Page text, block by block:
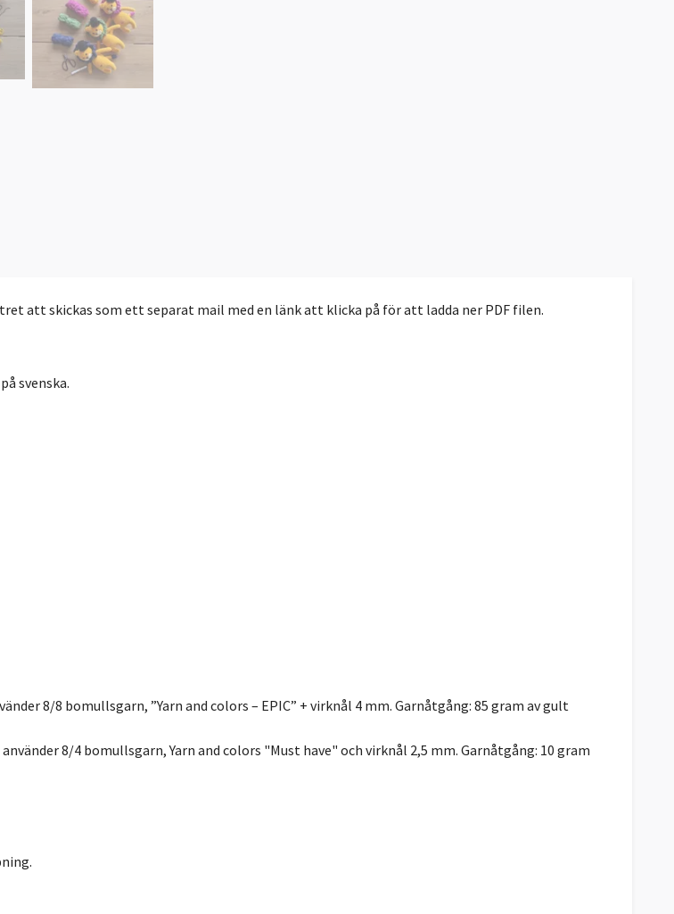
att skickas som ett separat mail med en länk att klicka på för att ladda ner PDF filen.
svenska.
8/8 bomullsgarn, ”Yarn and colors – EPIC” + virknål 4 mm. Garnåtgång: 85 gram av gult
8/4 bomullsgarn, Yarn and colors "Must have" och virknål 2,5 mm. Garnåtgång: 10 gram